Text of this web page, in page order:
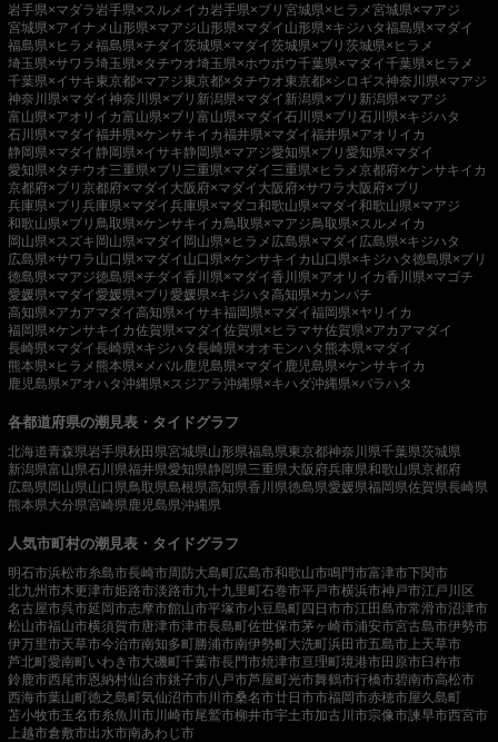
岩手県×マダラ 岩手県×スルメイカ 岩手県×ブリ 宮城県×ヒラメ宮城県×マアジ
宮城県×アイナメ 山形県×マアジ山形県×マダイ 山形県×キジハタ福島県×マダイ
福島県×ヒラメ福島県×チダイ茨城県×マダイ茨城県×ブリ 茨城県×ヒラメ
埼玉県×サワラ埼玉県×タチウオ埼玉県×ホウボウ千葉県×マダイ千葉県×ヒラメ
千葉県×イサキ東京都×マアジ東京都×タチウオ東京都×シロギス神奈川県×マアジ
神奈川県×マダイ神奈川県×ブリ 新潟県×マダイ 新潟県×ブリ 新潟県×マアジ
富山県×アオリイカ富山県×ブリ 富山県×マダイ石川県×ブリ 石川県×キジハタ
石川県×マダイ福井県×ケンサキイカ福井県×マダイ福井県×アオリイカ
静岡県×マダイ静岡県×イサキ静岡県×マアジ愛知県×ブリ 愛知県×マダイ
愛知県×タチウオ三重県×ブリ 三重県×マダイ 三重県×ヒラメ京都府×ケンサキイカ
京都府×ブリ 京都府×マダイ 大阪府×マダイ 大阪府×サワラ 大阪府×ブリ
兵庫県×ブリ 兵庫県×マダイ兵庫県×マダコ和歌山県×マダイ和歌山県×マアジ
和歌山県×ブリ 鳥取県×ケンサキイカ 鳥取県×マアジ鳥取県×スルメイカ
岡山県×スズキ岡山県×マダイ 岡山県×ヒラメ 広島県×マダイ 広島県×キジハタ
広島県×サワラ 山口県×マダイ 山口県×ケンサキイカ 山口県×キジハタ徳島県×ブリ
徳島県×マアジ徳島県×チダイ香川県×マダイ香川県×アオリイカ香川県×マゴチ
愛媛県×マダイ愛媛県×ブリ 愛媛県×キジハタ高知県×カンパチ
高知県×アカアマダイ高知県×イサキ福岡県×マダイ福岡県×ヤリイカ
福岡県×ケンサキイカ佐賀県×マダイ佐賀県×ヒラマサ佐賀県×アカアマダイ
長崎県×マダイ長崎県×キジハタ長崎県×オオモンハタ 熊本県×マダイ
熊本県×ヒラメ 熊本県×メバル鹿児島県×マダイ 鹿児島県×ケンサキイカ
鹿児島県×アオハタ沖縄県×スジアラ沖縄県×キハダ沖縄県×バラハタ
各都道府県の潮見表・タイドグラフ
北海道青森県岩手県秋田県宮城県山形県福島県東京都神奈川県千葉県茨城県
新潟県富山県石川県福井県愛知県静岡県三重県大阪府兵庫県和歌山県京都府
広島県岡山県山口県鳥取県島根県高知県香川県徳島県愛媛県福岡県佐賀県長崎県
熊本県大分県宮崎県 鹿児島県沖縄県
人気市町村の潮見表・タイドグラフ
明石市浜松市糸島市長崎市周防大島町広島市和歌山市鳴門市富津市下関市
北九州市木更津市姫路市淡路市九十九里町石巻市平戸市横浜市神戸市江戸川区
名古屋市呉市延岡市志摩市館山市平塚市小豆島町四日市市江田島市常滑市沼津市
松山市福山市横須賀市唐津市津市長島町佐世保市茅ヶ崎市浦安市宮古島市伊勢市
伊万里市天草市今治市南知多町勝浦市南伊勢町大洗町浜田市五島市 上天草市
芦北町愛南町いわき市大磯町千葉市長門市焼津市亘理町境港市田原市臼杵市
鈴鹿市西尾市恩納村仙台市銚子市八戸市芦屋町光市舞鶴市行橋市碧南市高松市
西海市葉山町徳之島町気仙沼市市川市桑名市廿日市市福岡市赤穂市屋久島町
苫小牧市玉名市糸魚川市 川崎市尾鷲市柳井市宇土市加古川市宗像市諫早市西宮市
上越市倉敷市出水市南あわじ市